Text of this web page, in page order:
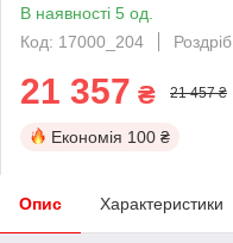
В наявності 5 од.
Код: 17000_204
Роздріб
21 357 ₴ 21 457 ₴
Економія 100 ₴
Опис Характеристики